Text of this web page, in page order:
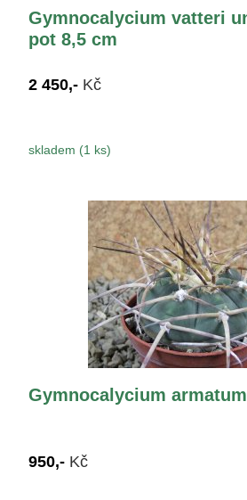
Gymnocalycium vatteri
pot 8,5 cm
2 450,- Kč
skladem (1 ks)
Gymnocalycium
950,- Kč